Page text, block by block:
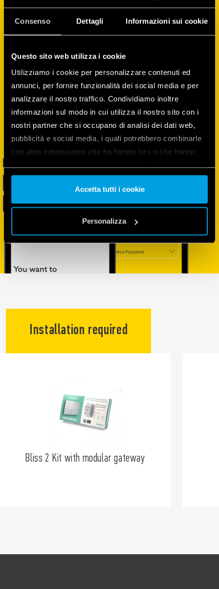
Consenso Dettagli Informazioni sui cookie
Questo sito web utilizza i cookie
Utilizziamo i cookie per personalizzare contenuti ed
annunci, per fornire funzionalità dei social media e per
analizzare il nostro traffico. Condividiamo inoltre
informazioni sul modo in cui utilizza il nostro sito con i
nostri partner che si occupano di analisi dei dati web,
pubblicità e social media, i quali potrebbero combinarle
con altre informazioni che ha fornito loro o che hanno
nostri cookie se continua ad utilizzare il nostro sito web.
Vai alla Cookie Policy completa
Accetta tutti i cookie
Personalizza
consumption of all the devices, and much
Installation required
Bliss 2 Kit with modular gateway